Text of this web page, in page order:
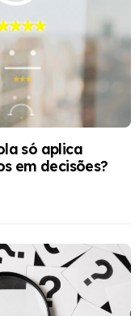
só aplica
em decisões?